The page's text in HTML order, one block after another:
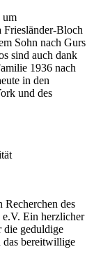
um
Friesländer-Bloch
Sohn nach Gurs
sind auch dank
1936 nach
in den
und des
Recherchen des
Ein herzlicher
die geduldige
das bereitwillige